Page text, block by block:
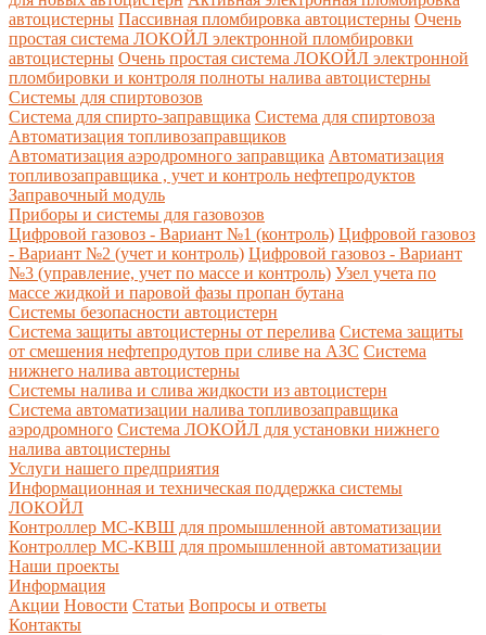
автоцистерны Пассивная пломбировка автоцистерны Очень
простая система ЛОКОЙЛ электронной пломбировки
автоцистерны Очень простая система ЛОКОЙЛ электронной
пломбировки и контроля полноты налива автоцистерны
Системы для спиртовозов
Система для спирто-заправщика Система для спиртовоза
Автоматизация топливозаправщиков
Автоматизация аэродромного заправщика Автоматизация
топливозаправщика , учет и контроль нефтепродуктов
Заправочный модуль
Приборы и системы для газовозов
Цифровой газовоз - Вариант №1 (контроль) Цифровой газовоз
- Вариант №2 (учет и контроль) Цифровой газовоз - Вариант
№3 (управление, учет по массе и контроль) Узел учета по
массе жидкой и паровой фазы пропан бутана
Системы безопасности автоцистерн
Система защиты автоцистерны от перелива Система защиты
от смешения нефтепродутов при сливе на АЗС Система
нижнего налива автоцистерны
Системы налива и слива жидкости из автоцистерн
Система автоматизации налива топливозаправщика
аэродромного Система ЛОКОЙЛ для установки нижнего
налива автоцистерны
Услуги нашего предприятия
Информационная и техническая поддержка системы
ЛОКОЙЛ
Контроллер МС-КВШ для промышленной автоматизации
Контроллер МС-КВШ для промышленной автоматизации
Наши проекты
Информация
Акции Новости Статьи Вопросы и ответы
Контакты